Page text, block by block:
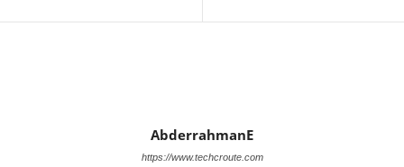
AbderrahmanE
https://www.techcroute.com